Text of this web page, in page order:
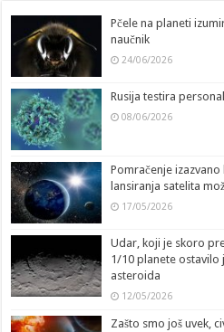
Pčele na planeti
naučnik
24/06/2026
Rusija testira
08/06/2026
Pomračenje
lansiranja satelita
17/05/2026
Udar, koji je skoro
1/10 planete ostavilo
asteroida
12/05/2026
Zašto smo još uvek,